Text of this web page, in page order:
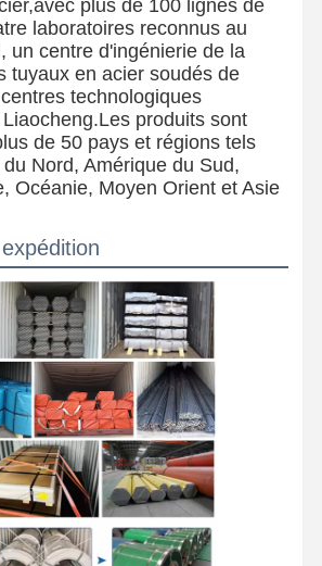
plus de 100 lignes de
laboratoires reconnus au
un centre d'ingénierie de la
tuyaux en acier soudés de
technologiques
produits sont
de 50 pays et régions tels
Nord, Amérique du Sud,
Océanie, Moyen Orient et Asie